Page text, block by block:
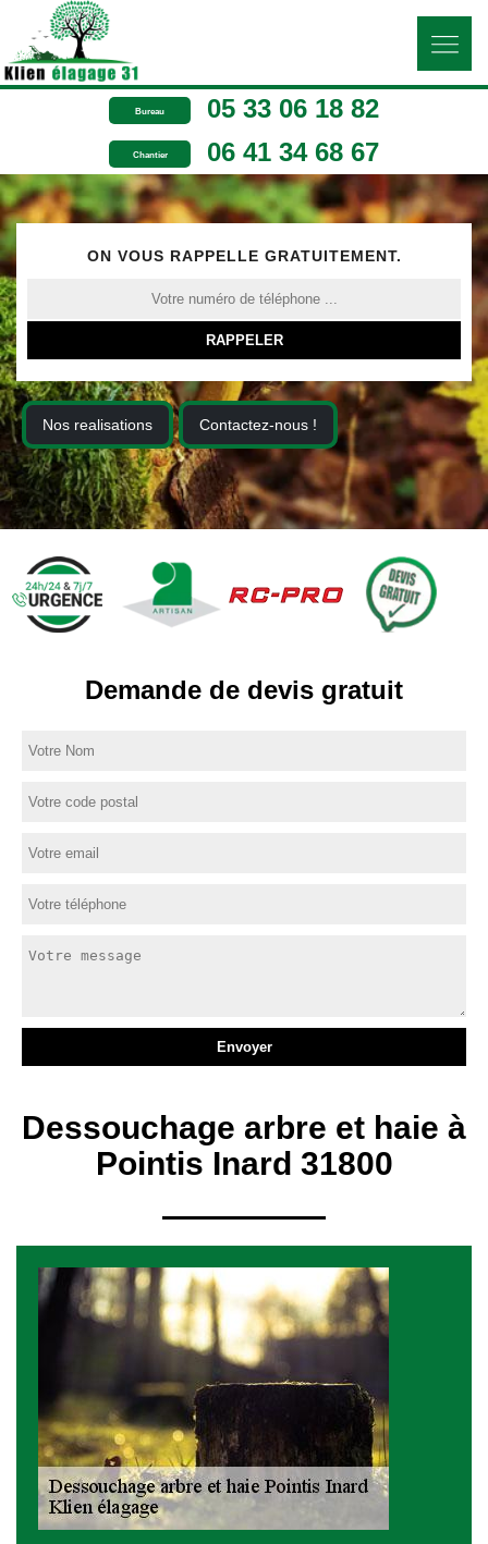
Bureau 05 33 06 18 82
Chantier 06 41 34 68 67
ON VOUS RAPPELLE GRATUITEMENT.
Nos realisations Contactez-nous !
Demande de devis gratuit
Dessouchage arbre et haie à
Pointis Inard 31800